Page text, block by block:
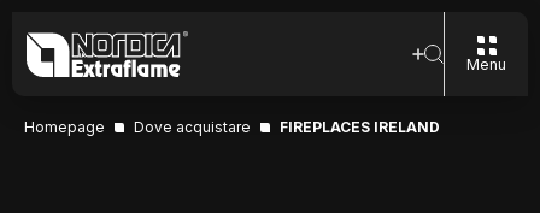
Menu
Homepage Dove acquistare FIREPLACES IRELAND